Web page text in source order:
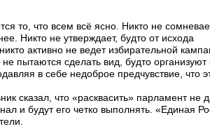
то, что всем всё ясно. Никто не
Никто не утверждает, будто от исхода
активно не ведет избирательной
пытаются сделать вид, будто организуют
в себе недоброе предчувствие, что
сказал, что «расквасить» парламент не
и будут его четко выполнять. «Единая